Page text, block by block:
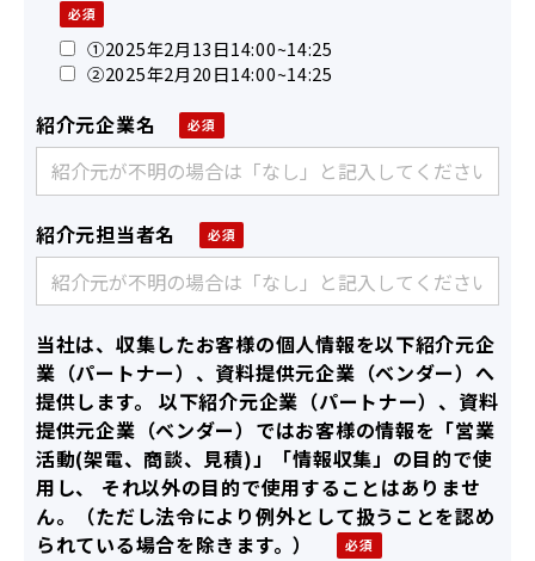
①2025年2月13日14:00~14:25
②2025年2月20日14:00~14:25
紹介元企業名
紹介元担当者名
当社は、収集したお客様の個人情報を以下紹介元企
業（パートナー）、資料提供元企業（ベンダー）へ
提供します。 以下紹介元企業（パートナー）、資料
提供元企業（ベンダー）ではお客様の情報を「営業
活動(架電、商談、見積)」「情報収集」の目的で使
用し、 それ以外の目的で使用することはありませ
ん。（ただし法令により例外として扱うことを認め
られている場合を除きます。）